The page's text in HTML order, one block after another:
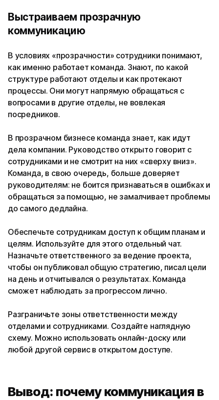
Выстраиваем прозрачную
коммуникацию
В условиях «прозрачности» сотрудники понимают,
как именно работает команда. Знают, по какой
структуре работают отделы и как протекают
процессы. Они могут напрямую обращаться с
вопросами в другие отделы, не вовлекая
посредников.
В прозрачном бизнесе команда знает, как идут
дела компании. Руководство открыто говорит с
сотрудниками и не смотрит на них «сверху вниз».
Команда, в свою очередь, больше доверяет
руководителям: не боится признаваться в ошибках и
обращаться за помощью, не замалчивает проблемы
до самого дедлайна.
Обеспечьте сотрудникам доступ к общим планам и
целям. Используйте для этого отдельный чат.
Назначьте ответственного за ведение проекта,
чтобы он публиковал общую стратегию, писал цели
на день и отчитывался о результатах. Команда
сможет наблюдать за прогрессом лично.
Разграничьте зоны ответственности между
отделами и сотрудниками. Создайте наглядную
схему. Можно использовать онлайн-доску или
любой другой сервис в открытом доступе.
Вывод: почему коммуникация в